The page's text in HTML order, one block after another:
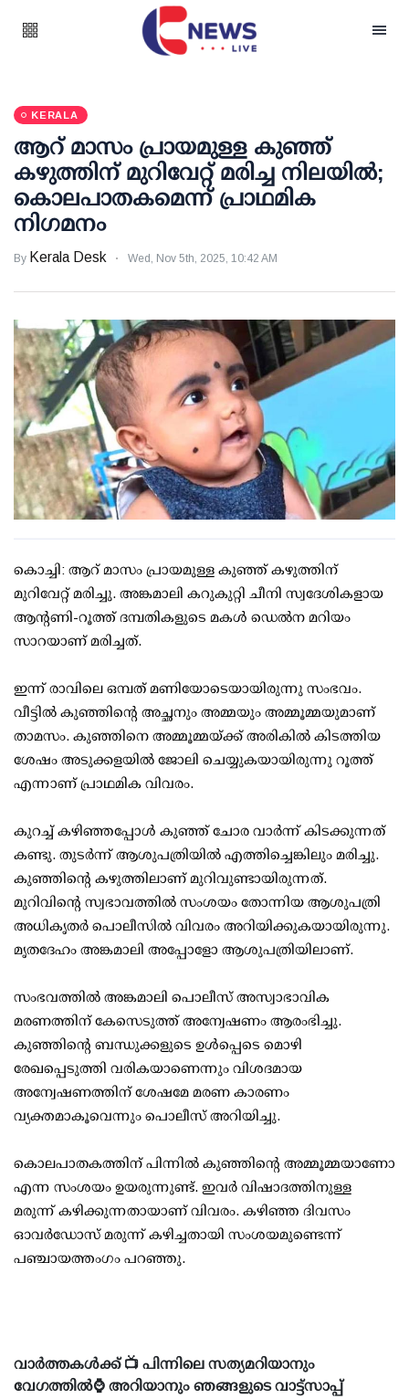
KERALA
ആറ് മാസം പ്രായമുള്ള കുഞ്ഞ്
കഴുത്തിന് മുറിവേറ്റ് മരിച്ച നിലയില്‍;
കൊലപാതകമെന്ന് പ്രാഥമിക
നിഗമനം
By Kerala Desk Wed, Nov 5th, 2025, 10:42 AM
കൊച്ചി: ആറ് മാസം പ്രായമുള്ള കുഞ്ഞ് കഴുത്തിന്
മുറിവേറ്റ് മരിച്ചു. അങ്കമാലി കറുകുറ്റി ചീനി സ്വദേശികളായ
ആന്റണി-റൂത്ത് ദമ്പതികളുടെ മകള്‍ ഡെല്‍ന മറിയം
സാറയാണ് മരിച്ചത്.
ഇന്ന് രാവിലെ ഒമ്പത് മണിയോടെയായിരുന്നു സംഭവം.
വീട്ടില്‍ കുഞ്ഞിന്റെ അച്ഛനും അമ്മയും അമ്മൂമ്മയുമാണ്
താമസം. കുഞ്ഞിനെ അമ്മൂമ്മയ്ക്ക് അരികില്‍ കിടത്തിയ
ശേഷം അടുക്കളയില്‍ ജോലി ചെയ്യുകയായിരുന്നു റൂത്ത്
എന്നാണ് പ്രാഥമിക വിവരം.
കുറച്ച് കഴിഞ്ഞപ്പോള്‍ കുഞ്ഞ് ചോര വാര്‍ന്ന് കിടക്കുന്നത്
കണ്ടു. തുടര്‍ന്ന് ആശുപത്രിയില്‍ എത്തിച്ചെങ്കിലും മരിച്ചു.
കുഞ്ഞിന്റെ കഴുത്തിലാണ് മുറിവുണ്ടായിരുന്നത്.
മുറിവിന്റെ സ്വഭാവത്തില്‍ സംശയം തോന്നിയ ആശുപത്രി
അധികൃതര്‍ പൊലീസില്‍ വിവരം അറിയിക്കുകയായിരുന്നു.
മൃതദേഹം അങ്കമാലി അപ്പോളോ ആശുപത്രിയിലാണ്.
സംഭവത്തില്‍ അങ്കമാലി പൊലീസ് അസ്വാഭാവിക
മരണത്തിന് കേസെടുത്ത് അന്വേഷണം ആരംഭിച്ചു.
കുഞ്ഞിന്റെ ബന്ധുക്കളുടെ ഉള്‍പ്പെടെ മൊഴി
രേഖപ്പെടുത്തി വരികയാണെന്നും വിശദമായ
അന്വേഷണത്തിന് ശേഷമേ മരണ കാരണം
വ്യക്തമാകൂവെന്നും പൊലീസ് അറിയിച്ചു.
കൊലപാതകത്തിന് പിന്നില്‍ കുഞ്ഞിന്റെ അമ്മൂമ്മയാണോ
എന്ന സംശയം ഉയരുന്നുണ്ട്. ഇവര്‍ വിഷാദത്തിനുള്ള
മരുന്ന് കഴിക്കുന്നതായാണ് വിവരം. കഴിഞ്ഞ ദിവസം
ഓവര്‍ഡോസ് മരുന്ന് കഴിച്ചതായി സംശയമുണ്ടെന്ന്
പഞ്ചായത്തംഗം പറഞ്ഞു.
വാർത്തകൾക്ക് 📺 പിന്നിലെ സത്യമറിയാനും
വേഗത്തിൽ⌚ അറിയാനും ഞങ്ങളുടെ വാട്ട്സാപ്പ്